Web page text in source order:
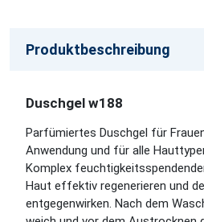
Produktbeschreibung
Duschgel w188
Parfümiertes Duschgel für
Anwendung und für alle
Komplex
Haut effektiv regenerieren und
entgegenwirken. Nach dem